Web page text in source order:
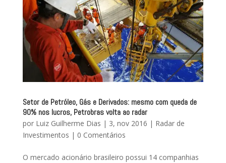
Setor de Petróleo, Gás e Derivados: mesmo com queda de
90% nos lucros, Petrobras volta ao radar
por Luiz Guilherme Dias | 3, nov 2016 | Radar de
Investimentos | 0 Comentários
O mercado acionário brasileiro possui 14 companhias